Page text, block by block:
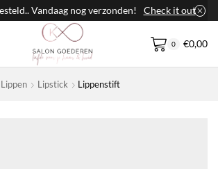
Vandaag nog verzonden! Check it out
0 €0,00
Lippen Lipstick Lippenstift